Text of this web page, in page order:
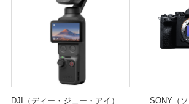
DJI（ディー・ジェー・アイ）
SONY（